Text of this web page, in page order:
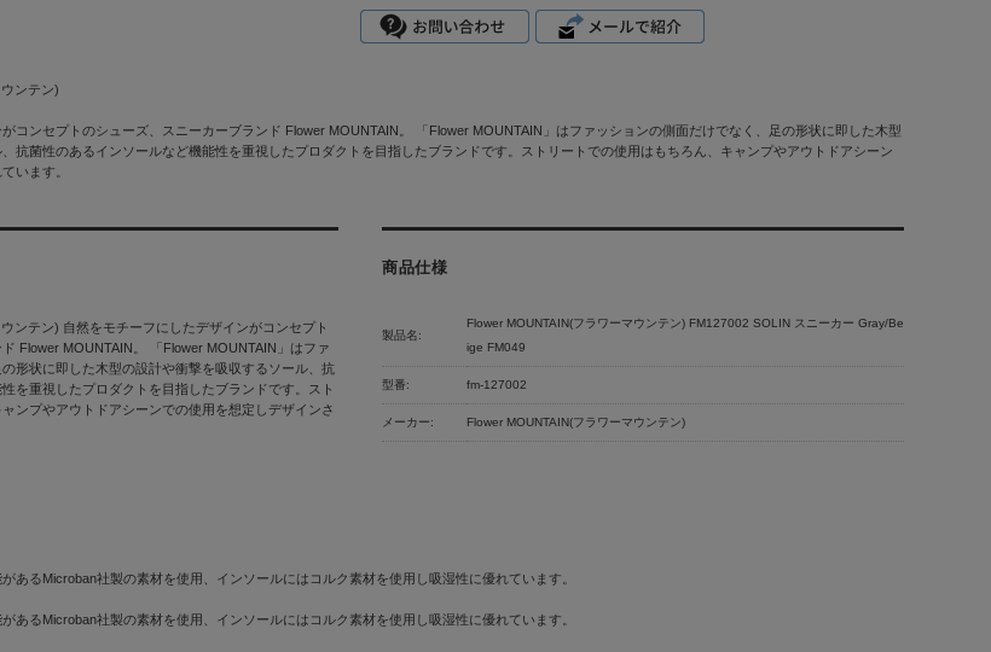
ンテン)
コンセプトのシューズ、スニーカーブランド Flower MOUNTAIN。 「Flower MOUNTAIN」はファッションの側面だけでなく、足の形状に即した木型
抗菌性のあるインソールなど機能性を重視したプロダクトを目指したブランドです。ストリートでの使用はもちろん、キャンプやアウトドアシーン
います。
ンテン) 自然をモチーフにしたデザインがコンセプト
Flower MOUNTAIN。 「Flower MOUNTAIN」はファ
形状に即した木型の設計や衝撃を吸収するソール、抗
を重視したプロダクトを目指したブランドです。スト
ンプやアウトドアシーンでの使用を想定しデザインさ
商品仕様
製品名:
Flower MOUNTAIN(フラワーマウンテン) FM127002 SOLIN スニーカー Gray/Be
ige FM049
型番: fm-127002
メーカー: Flower MOUNTAIN(フラワーマウンテン)
あるMicroban社製の素材を使用、インソールにはコルク素材を使用し吸湿性に優れています。
あるMicroban社製の素材を使用、インソールにはコルク素材を使用し吸湿性に優れています。